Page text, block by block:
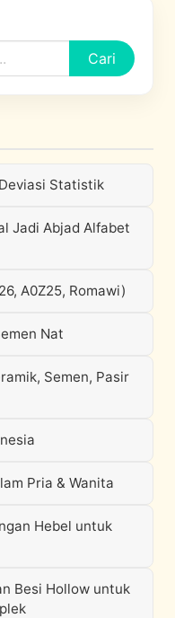
Cari
Statistik
Jadi Abjad Alfabet
A0Z25, Romawi)
Nat
Semen, Pasir
Pria & Wanita
Hebel untuk
Besi Hollow untuk